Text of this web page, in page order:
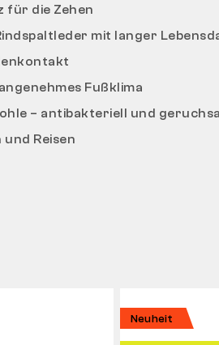
für die Zehen
mit langer
Fußklima
– antibakteriell und
Reisen
Neuheit